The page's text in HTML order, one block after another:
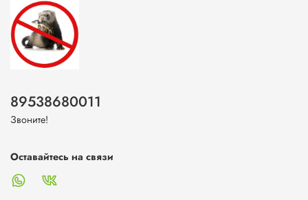
89538680011
Звоните!
Оставайтесь на связи